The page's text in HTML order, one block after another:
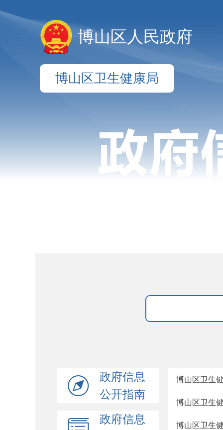
博山区人民政府
博山区卫生健康局
政府信息
公开指南
政府信息
博山区卫生
博山区卫生
博山区卫生